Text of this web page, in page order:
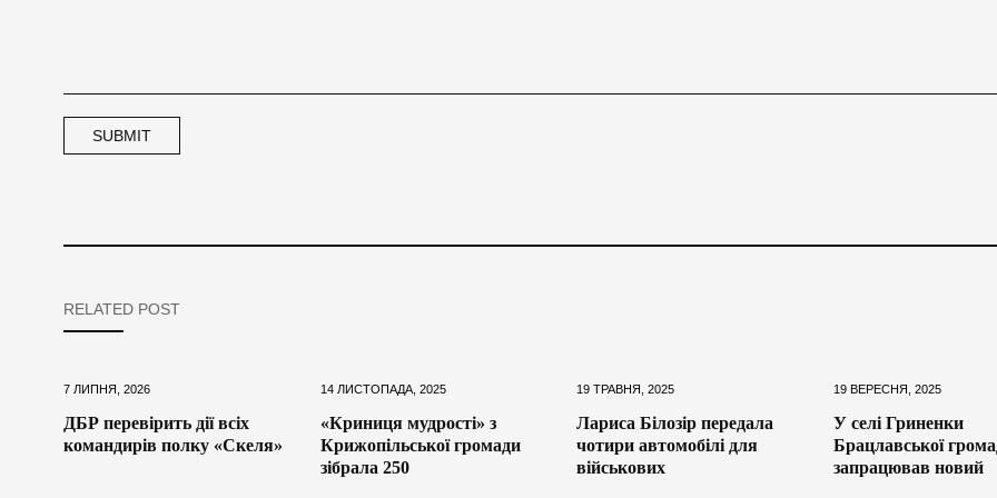
RELATED POST
7 ЛИПНЯ, 2026
ДБР перевірить дії всіх
командирів полку «Скеля»
14 ЛИСТОПАДА, 2025
«Криниця мудрості» з
Крижопільської громади
зібрала 250
19 ТРАВНЯ, 2025
Лариса Білозір передала
чотири автомобілі для
військових
19 ВЕРЕСНЯ, 2025
У селі Гриненки
Брацлавської
запрацював новий